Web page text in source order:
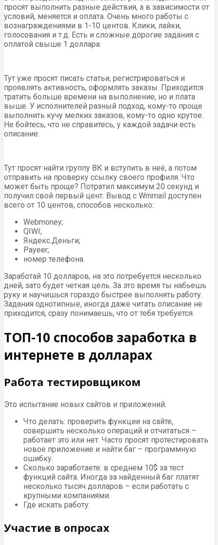
просят выполнить разные действия, а в зависимости от
условий, меняется и оплата. Очень много работы с
вознаграждениями в 1-10 центов. Клики, лайки,
голосования и т.д. Есть и сложные дорогие задания с
оплатой свыше 1 доллара:
Тут уже просят писать статьи, регистрироваться и
проявлять активность, оформлять заказы. Приходится
тратить больше времени на выполнение, но и плата
выше. У исполнителей разный подход, кому-то проще
выполнить кучу мелких заказов, кому-то одно крутое.
Не бойтесь, что не справитесь, у каждой задачи есть
описание:
Тут просят найти группу ВК и вступить в неё, а потом
отправить на проверку ссылку своего профиля. Что
может быть проще? Потратил максимум 20 секунд и
получил свой первый цент. Вывод с Wmmail доступен
всего от 10 центов, способов несколько:
Webmoney;
QIWI;
Яндекс.Деньги;
Payeer;
номер телефона.
Заработай 10 долларов, на это потребуется несколько
дней, зато будет четкая цель. За это время ты набьешь
руку и научишься гораздо быстрее выполнять работу.
Задания однотипные, иногда даже читать описание не
приходится, сразу понимаешь, что от тебя требуется.
ТОП-10 способов заработка в
интернете в долларах
Работа тестировщиком
Это испытание новых сайтов и приложений.
Что делать: проверить функции на сайте,
совершить несколько операций и отчитаться –
работает это или нет. Часто просят протестировать
новое приложение и найти баг – программную
ошибку.
Сколько заработаете: в среднем 10$ за тест
функций сайта. Иногда за найденный баг платят
несколько тысяч долларов – если работать с
крупными компаниями.
Где искать работу:
Участие в опросах